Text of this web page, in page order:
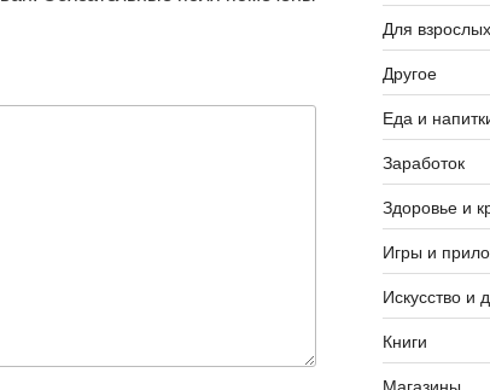
Для
Другое
Еда и
Заработок
Здоровье и
Игры и
Искусство и
Книги